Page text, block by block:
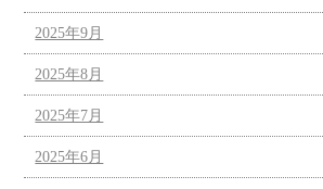
2025年9月
2025年8月
2025年7月
2025年6月